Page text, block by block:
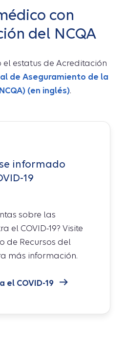
con
del NCQA
estatus de Acreditación
de Aseguramiento de la
(en inglés).
informado
19
sobre las
el COVID-19? Visite
de Recursos del
más información.
el COVID-19